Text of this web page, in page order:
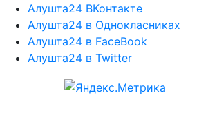
Алушта24 ВКонтакте
Алушта24 в Однокласниках
Алушта24 в FaceBook
Алушта24 в Twitter